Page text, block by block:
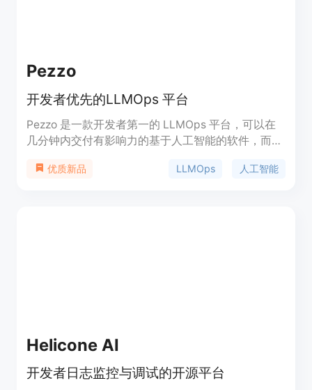
Pezzo
开发者优先的LLMOps 平台
Pezzo 是一款开发者第一的 LLMOps 平台，可以在
几分钟内交付有影响力的基于人工智能的软件，而无
会分心。Pezzo 拥有强大的功能，可以加速您的 AI
优质新品 LLMOps 人工智能
Helicone AI
开发者日志监控与调试的开源平台